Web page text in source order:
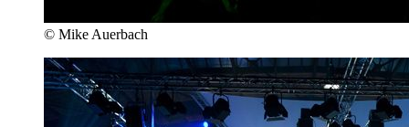
© Mike Auerbach